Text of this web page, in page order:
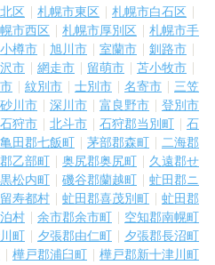
区 札幌市東区
札幌市白石区
市西区 札幌市厚別区
札幌市手
小樽市 旭川市 室蘭市
釧路市
市 網走市 留萌市
苫小牧市
紋別市 士別市 名寄市
三笠
砂川市 深川市 富良野市
登別市
石狩市 北斗市 石狩郡当別町
石
亀田郡七飯町 茅部郡森町
二海郡
乙部町 奥尻郡奥尻町
久遠郡せ
松内町 磯谷郡蘭越町
虻田郡ニ
寿都村 虻田郡喜茂別町
虻田郡
村 余市郡余市町
空知郡南幌町
町 夕張郡由仁町
夕張郡長沼町
樺戸郡浦臼町
樺戸郡新十津川町